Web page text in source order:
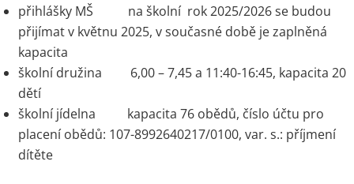
přihlášky MŠ na školní rok 2025/2026 se budou
přijímat v květnu 2025, v současné době je zaplněná
kapacita
školní družina 6,00 – 7,45 a 11:40-16:45, kapacita 20
dětí
školní jídelna kapacita 76 obědů, číslo účtu pro
placení obědů: 107-8992640217/0100, var. s.: příjmení
dítěte